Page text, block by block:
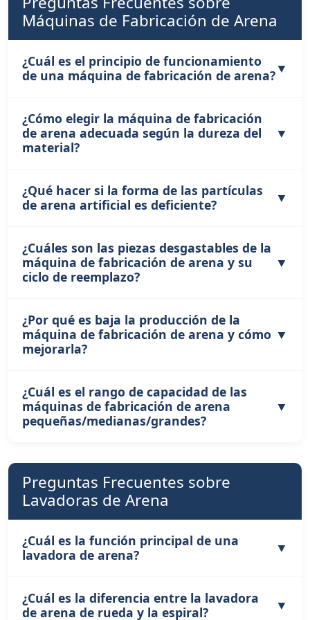
reducción de la eficiencia de molienda.
Máquinas de Fabricación de Arena
¿Cuál es el principio de funcionamiento
de una máquina de fabricación de arena?
La máquina de fabricación de arena usa
impulsores de rotación alta velocidad para lanzar
los materiales a gran velocidad. Los materiales
revestimiento interior de la cámara de trituración,
logrando la trituración y conformación para
¿Cómo elegir la máquina de fabricación
de arena adecuada según la dureza del
material?
Para materiales blandos como la piedra caliza, se
puede usar una máquina de fabricación de arena
rodados, granito y basalto, es más adecuada una
máquina de fabricación de arena de impacto de
eje vertical de alta eficiencia y alta resistencia al
¿Qué hacer si la forma de las partículas
de arena artificial es deficiente?
Se puede ajustar la cantidad de alimentación,
revisar y reemplazar impulsores o revestimientos
desgastados, controlar el tamaño de partícula de
optimizar la velocidad del impulsor para mejorar
la forma de las partículas de arena.
¿Cuáles son las piezas desgastables de la
máquina de fabricación de arena y su
ciclo de reemplazo?
Las principales piezas desgastables incluyen
impulsores, bloques de desgaste y
revestimientos. En condiciones de trabajo
según las propiedades del material y las horas de
trabajo diarias.
¿Por qué es baja la producción de la
máquina de fabricación de arena y cómo
mejorarla?
La baja producción puede deberse a alimentación
irregular, piezas internas desgastadas, tamaño de
alimentación irracional o potencia del motor
desgastadas y ajustar el tamaño de alimentación
a los requisitos del equipo.
¿Cuál es el rango de capacidad de las
máquinas de fabricación de arena
pequeñas/medianas/grandes?
Máquinas pequeñas: 10–50 t/h; Medianas: 50–150
t/h; Grandes: 150–300 t/h y superiores, para líneas
de producción de arena a gran escala.
Preguntas Frecuentes sobre
Lavadoras de Arena
¿Cuál es la función principal de una
lavadora de arena?
Principalmente elimina barro, polvo e impurezas
de la arena artificial, mejora la limpieza de la
¿Cuál es la diferencia entre la lavadora
de arena de rueda y la espiral?